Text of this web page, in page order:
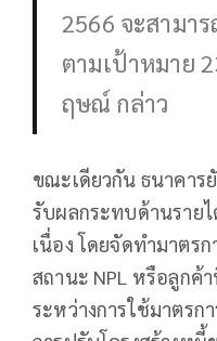
2566 จะสามา
ตามเป้าหมาย
ฤษณ์ กล่าว
ขณะเดียวกัน ธนาคาร
รับผลกระทบด้านรายไ
เนื่อง โดยจัดทำมาตร
สถานะ NPL หรือลูกค้
ระหว่างการใช้มาตรก